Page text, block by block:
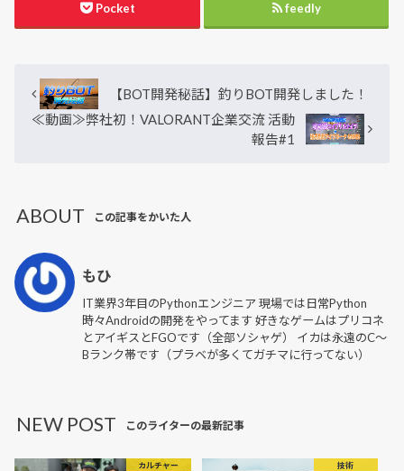
Pocket feedly
【BOT開発秘話】釣りBOT開発しました！
≪動画≫弊社初！VALORANT企業交流 活動
報告#1
ABOUT この記事をかいた人
もひ
IT業界3年目のPythonエンジニア 現場では日常Python
時々Androidの開発をやってます 好きなゲームはプリコネ
とアイギスとFGOです（全部ソシャゲ） イカは永遠のC〜
Bランク帯です（プラベが多くてガチマに行ってない）
NEW POST このライターの最新記事
カルチャー 技術